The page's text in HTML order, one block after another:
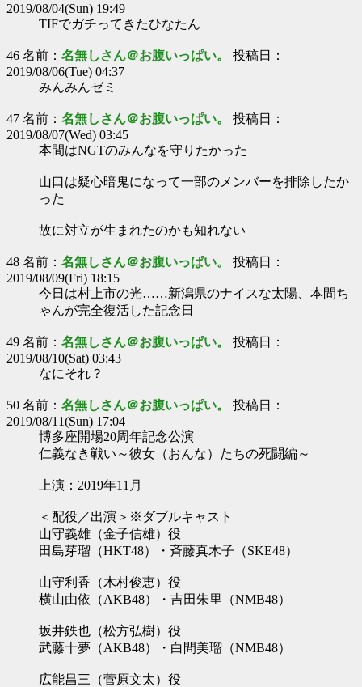
2019/08/04(Sun) 19:49
TIFでガチってきたひなたん
46 名前： 名無しさん＠お腹いっぱい。 投稿日：
2019/08/06(Tue) 04:37
みんみんゼミ
47 名前： 名無しさん＠お腹いっぱい。 投稿日：
2019/08/07(Wed) 03:45
本間はNGTのみんなを守りたかった
山口は疑心暗鬼になって一部のメンバーを排除したか
った
故に対立が生まれたのかも知れない
48 名前： 名無しさん＠お腹いっぱい。 投稿日：
2019/08/09(Fri) 18:15
今日は村上市の光……新潟県のナイスな太陽、本間ち
ゃんが完全復活した記念日
49 名前： 名無しさん＠お腹いっぱい。 投稿日：
2019/08/10(Sat) 03:43
なにそれ？
50 名前： 名無しさん＠お腹いっぱい。 投稿日：
2019/08/11(Sun) 17:04
博多座開場20周年記念公演
仁義なき戦い～彼女（おんな）たちの死闘編～
上演：2019年11月
＜配役／出演＞※ダブルキャスト
山守義雄（金子信雄）役
田島芽瑠（HKT48）・斉藤真木子（SKE48）
山守利香（木村俊恵）役
横山由依（AKB48）・吉田朱里（NMB48）
坂井鉄也（松方弘樹）役
武藤十夢（AKB48）・白間美瑠（NMB48）
広能昌三（菅原文太）役